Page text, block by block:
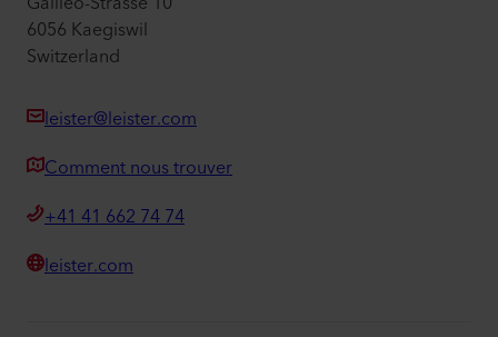
6056 Kaegiswil
Switzerland
leister@leister.com
Comment nous trouver
+41 41 662 74 74
leister.com